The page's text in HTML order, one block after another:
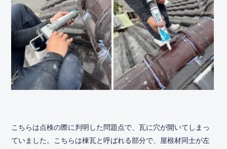
こちらは点検の際に判明した問題点で、瓦に穴が開いてしまっ
ていました。こちらは棟瓦と呼ばれる部分で、屋根材同士が左